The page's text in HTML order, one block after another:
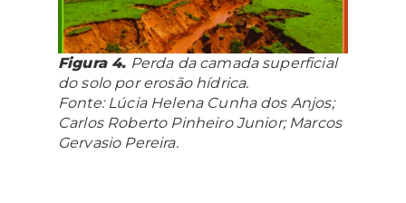
Figura 4. Perda da camada superficial
do solo por erosão hídrica.
Fonte: Lúcia Helena Cunha dos Anjos;
Carlos Roberto Pinheiro Junior; Marcos
Gervasio Pereira.